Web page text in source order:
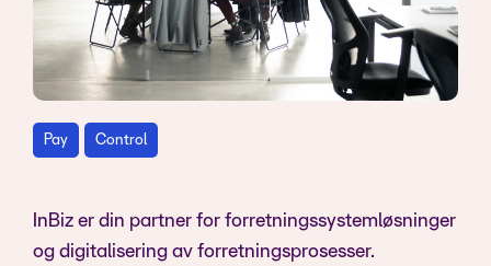
Pay Control
InBiz er din partner for forretningssystemløsninger
og digitalisering av forretningsprosesser.